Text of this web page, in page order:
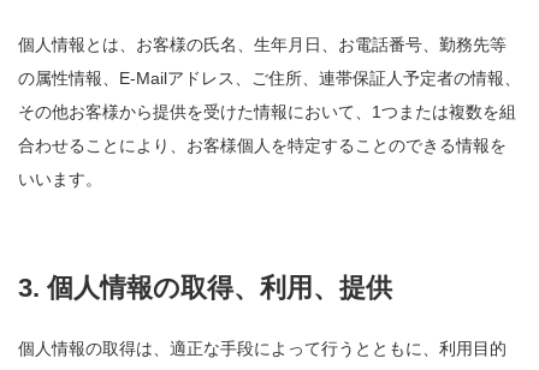
個人情報とは、お客様の氏名、生年月日、お電話番号、勤務先等
の属性情報、E-Mailアドレス、ご住所、連帯保証人予定者の情報、
その他お客様から提供を受けた情報において、1つまたは複数を組
合わせることにより、お客様個人を特定することのできる情報を
いいます。
3. 個人情報の取得、利用、提供
個人情報の取得は、適正な手段によって行うとともに、利用目的